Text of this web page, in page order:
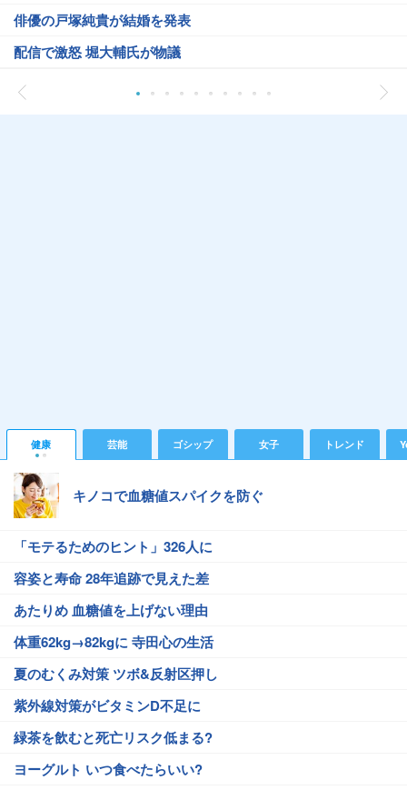
俳優の戸塚純貴が結婚を発表
配信で激怒 堀大輔氏が物議
健康 芸能 ゴシップ 女子 トレンド
キノコで血糖値スパイクを防ぐ
「モテるためのヒント」326人に
容姿と寿命 28年追跡で見えた差
あたりめ 血糖値を上げない理由
体重62kg→82kgに 寺田心の生活
夏のむくみ対策 ツボ&反射区押し
紫外線対策がビタミンD不足に
緑茶を飲むと死亡リスク低まる?
ヨーグルト いつ食べたらいい?